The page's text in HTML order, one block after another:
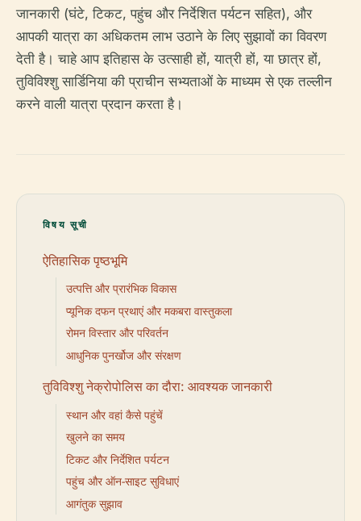
जानकारी (घंटे, टिकट, पहुंच और निर्देशित पर्यटन सहित), और
आपकी यात्रा का अधिकतम लाभ उठाने के लिए सुझावों का विवरण
देती है। चाहे आप इतिहास के उत्साही हों, यात्री हों, या छात्र हों,
तुविविश्शु सार्डिनिया की प्राचीन सभ्यताओं के माध्यम से एक तल्लीन
करने वाली यात्रा प्रदान करता है।
विषय सूची
ऐतिहासिक पृष्ठभूमि
उत्पत्ति और प्रारंभिक विकास
प्यूनिक दफन प्रथाएं और मकबरा वास्तुकला
रोमन विस्तार और परिवर्तन
आधुनिक पुनर्खोज और संरक्षण
तुविविश्शु नेक्रोपोलिस का दौरा: आवश्यक जानकारी
स्थान और वहां कैसे पहुंचें
खुलने का समय
टिकट और निर्देशित पर्यटन
पहुंच और ऑन-साइट सुविधाएं
आगंतुक सुझाव